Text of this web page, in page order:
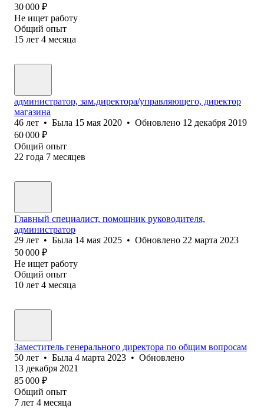
30 000 ₽
Не ищет работу
Общий опыт
15 лет 4 месяца
администратор, зам.директора/управляющего, директор
магазина
46 лет • Была 15 мая 2020 • Обновлено 12 декабря 2019
60 000 ₽
Общий опыт
22 года 7 месяцев
Главный специалист, помощник руководителя,
администратор
29 лет • Была 14 мая 2025 • Обновлено 22 марта 2023
50 000 ₽
Не ищет работу
Общий опыт
10 лет 4 месяца
Заместитель генерального директора по общим вопросам
50 лет • Была 4 марта 2023 • Обновлено
13 декабря 2021
85 000 ₽
Общий опыт
7 лет 4 месяца